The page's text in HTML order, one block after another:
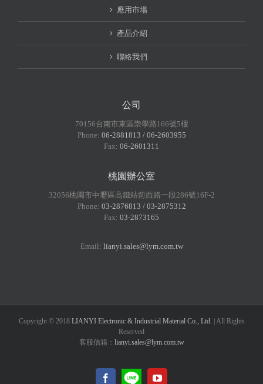
應用市場
產品介紹
聯絡我們
公司
70156台南市東區崇學路166號5樓
Phone: 06-2881813 / 06-2603955
Fax: 06-2601311
桃園辦公室
32056桃園市中壢區高鐵站前西路一段286號16F-2
Phone: 03-2876813 / 03-2875312
Fax: 03-2873165
Email: lianyi.sales@lym.com.tw
Copyright © 2018 LIANYI Electronic & Industrial Material Co., Ltd. | All Rights
Reserved
客服信箱： lianyi.sales@lym.com.tw
Facebook
LINE@ YouTube